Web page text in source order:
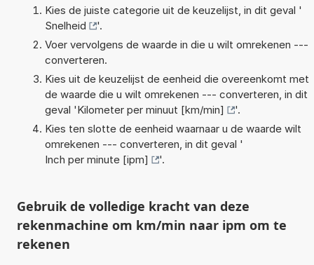
Kies de juiste categorie uit de keuzelijst, in dit geval '
Snelheid
'.
Voer vervolgens de waarde in die u wilt omrekenen ---
converteren.
Kies uit de keuzelijst de eenheid die overeenkomt met
de waarde die u wilt omrekenen --- converteren, in dit
geval 'Kilometer per minuut [km/min]
'.
Kies ten slotte de eenheid waarnaar u de waarde wilt
omrekenen --- converteren, in dit geval '
Inch per minute [ipm]
'.
Gebruik de volledige kracht van deze
rekenmachine om km/min naar ipm om te
rekenen